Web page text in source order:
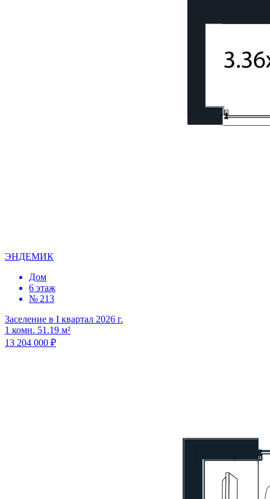
ЭНДЕМИК
Дом
6 этаж
№ 213
Заселение в I квартал 2026 г.
1 комн. 51.19 м²
13 204 000 ₽